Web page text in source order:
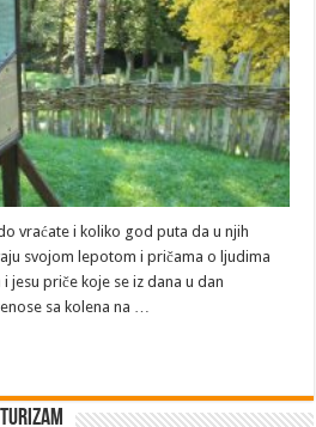
vraćate i koliko god puta da u njih
svojom lepotom i pričama o ljudima
jesu priče koje se iz dana u dan
sa kolena na …